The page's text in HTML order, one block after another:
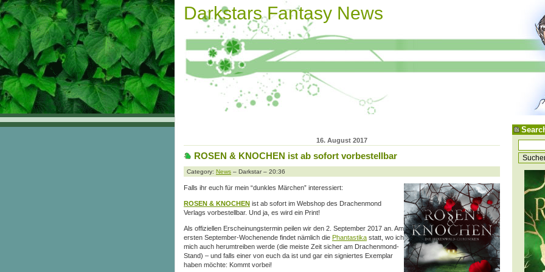
Darkstars Fantasy News
16. August 2017
ROSEN & KNOCHEN ist ab sofort vorbestellbar
Category: News – Darkstar – 20:36
Falls ihr euch für mein “dunkles Märchen” interessiert:
ROSEN & KNOCHEN ist ab sofort im Webshop des Drachenmond
Verlags vorbestellbar. Und ja, es wird ein Print!
Als offiziellen Erscheinungstermin peilen wir den 2. September 2017 an. Am
ersten September-Wochenende findet nämlich die Phantastika statt, wo ich
mich auch herumtreiben werde (die meiste Zeit sicher am Drachenmond-
Stand) – und falls einer von euch da ist und gar ein signiertes Exemplar
haben möchte: Kommt vorbei!